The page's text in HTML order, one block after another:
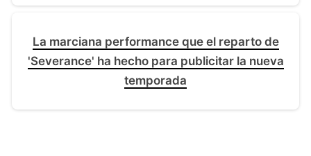
La marciana performance que el reparto de
'Severance' ha hecho para publicitar la nueva
temporada